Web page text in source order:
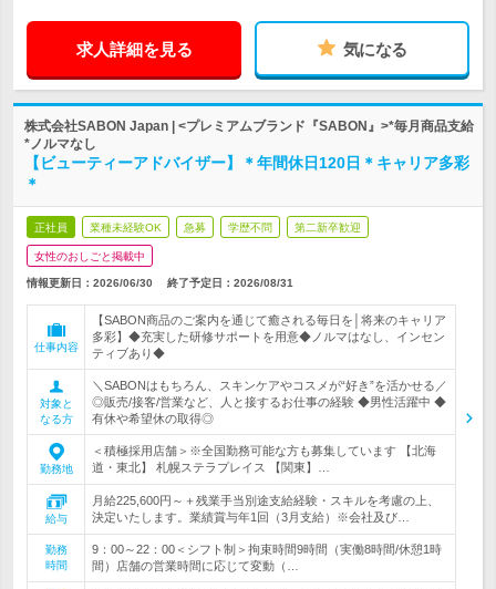
求人詳細を見る 気になる
株式会社SABON Japan | <プレミアムブランド『SABON』>*毎月商品支給
*ノルマなし
【ビューティーアドバイザー】＊年間休日120日＊キャリア多彩
＊
正社員 業種未経験OK 急募 学歴不問 第二新卒歓迎
女性のおしごと掲載中
情報更新日：2026/06/30 終了予定日： 2026/08/31
仕事内容
【SABON商品のご案内を通じて癒される毎日を│将来のキャリア
多彩】◆充実した研修サポートを用意◆ノルマはなし、インセン
ティブあり◆
対象と
なる方
＼SABONはもちろん、スキンケアやコスメが“好き”を活かせる／
◎販売/接客/営業など、人と接するお仕事の経験 ◆男性活躍中 ◆
有休や希望休の取得◎
勤務地
＜積極採用店舗＞※全国勤務可能な方も募集しています 【北海
道・東北】 札幌ステラプレイス 【関東】…
給与
月給225,600円～＋残業手当別途支給経験・スキルを考慮の上、
決定いたします。業績賞与年1回（3月支給）※会社及び…
勤務
時間
9：00～22：00＜シフト制＞拘束時間9時間（実働8時間/休憩1時
間）店舗の営業時間に応じて変動（…